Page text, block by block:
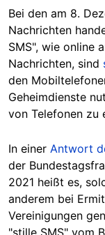
Bei den am 8.
Nachrichten
SMS", wie online
Nachrichten, sind
den
Geheimdienste
von Telefonen zu
In einer Antwort
der
2021 heißt es,
anderem bei
Vereinigungen